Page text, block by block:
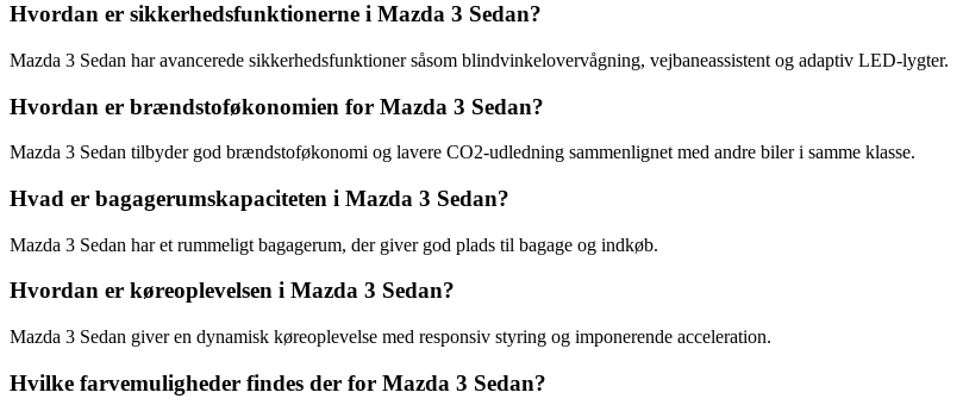
Hvordan er sikkerhedsfunktionerne i Mazda 3 Sedan?
Mazda 3 Sedan har avancerede sikkerhedsfunktioner såsom blindvinkelovervågning, vejbaneassistent og adaptiv LED-lygter.
Hvordan er brændstoføkonomien for Mazda 3 Sedan?
Mazda 3 Sedan tilbyder god brændstoføkonomi og lavere CO2-udledning sammenlignet med andre biler i samme klasse.
Hvad er bagagerumskapaciteten i Mazda 3 Sedan?
Mazda 3 Sedan har et rummeligt bagagerum, der giver god plads til bagage og indkøb.
Hvordan er køreoplevelsen i Mazda 3 Sedan?
Mazda 3 Sedan giver en dynamisk køreoplevelse med responsiv styring og imponerende acceleration.
Hvilke farvemuligheder findes der for Mazda 3 Sedan?